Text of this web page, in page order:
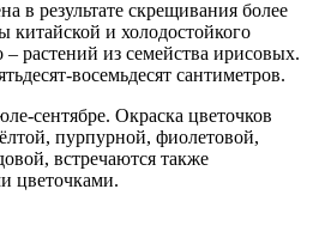
в результате скрещивания более
и холодостойкого
– растений из семейства ирисовых.
восемьдесят сантиметров.
сентябре. Окраска цветочков
пурпурной, фиолетовой,
встречаются также
цветочками.